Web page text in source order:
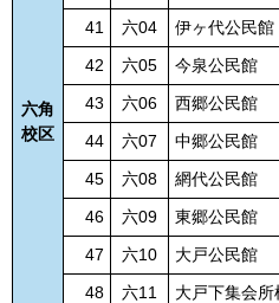
六角
校区
41
六04 伊ヶ代公民館
42
六05 今泉公民館
43
六06 西郷公民館
44
六07 中郷公民館
45
六08 網代公民館
46
六09 東郷公民館
47
六10 大戸公民館
48
六11 大戸下集会